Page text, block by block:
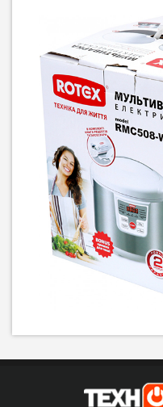
Мультиварка-скороварка
Rotex REPC76-B
2 949грн